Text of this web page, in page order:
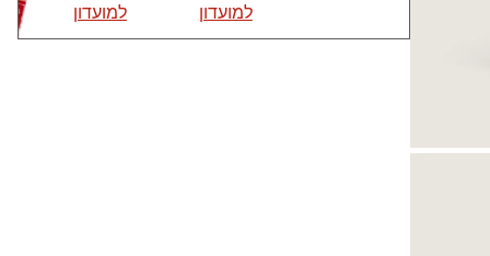
למועדון
למועדון